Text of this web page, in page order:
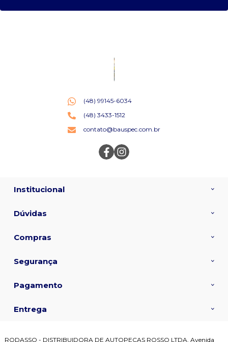
(48) 99145-6034
(48) 3433-1512
contato@bauspec.com.br
Institucional
Dúvidas
Compras
Segurança
Pagamento
Entrega
RODASSO - DISTRIBUIDORA DE AUTOPECAS ROSSO LTDA, Avenida